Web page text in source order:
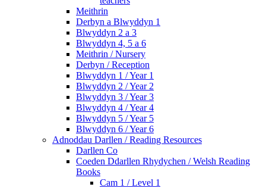
Meithrin
Derbyn a Blwyddyn 1
Blwyddyn 2 a 3
Blwyddyn 4, 5 a 6
Meithrin / Nursery
Derbyn / Reception
Blwyddyn 1 / Year 1
Blwyddyn 2 / Year 2
Blwyddyn 3 / Year 3
Blwyddyn 4 / Year 4
Blwyddyn 5 / Year 5
Blwyddyn 6 / Year 6
Adnoddau Darllen / Reading Resources
Darllen Co
Coeden Ddarllen Rhydychen / Welsh Reading
Books
Cam 1 / Level 1